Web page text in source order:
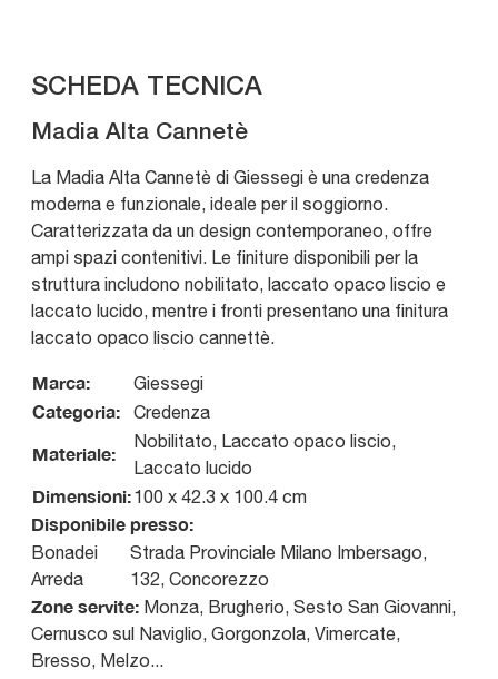
SCHEDA TECNICA
Madia Alta Cannetè
La Madia Alta Cannetè di Giessegi è una credenza
moderna e funzionale, ideale per il soggiorno.
Caratterizzata da un design contemporaneo, offre
ampi spazi contenitivi. Le finiture disponibili per la
struttura includono nobilitato, laccato opaco liscio e
laccato lucido, mentre i fronti presentano una finitura
laccato opaco liscio cannettè.
Marca: Giessegi
Categoria: Credenza
Materiale:
Nobilitato, Laccato opaco liscio,
Laccato lucido
Dimensioni:100 x 42.3 x 100.4 cm
Disponibile presso:
Bonadei
Arreda
Strada Provinciale Milano Imbersago,
132, Concorezzo
Zone servite: Monza, Brugherio, Sesto San Giovanni,
Cernusco sul Naviglio, Gorgonzola, Vimercate,
Bresso, Melzo...